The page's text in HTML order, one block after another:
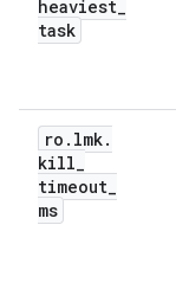
heaviest_
task
ro . lmk.
kill_
timeout_
ms